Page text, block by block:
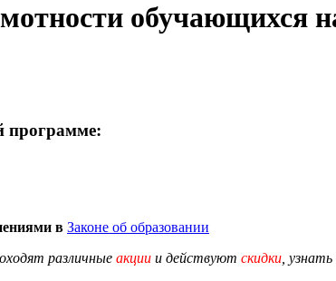
обучающихся
программе:
в Законе об образовании
различные акции и действуют скидки ,